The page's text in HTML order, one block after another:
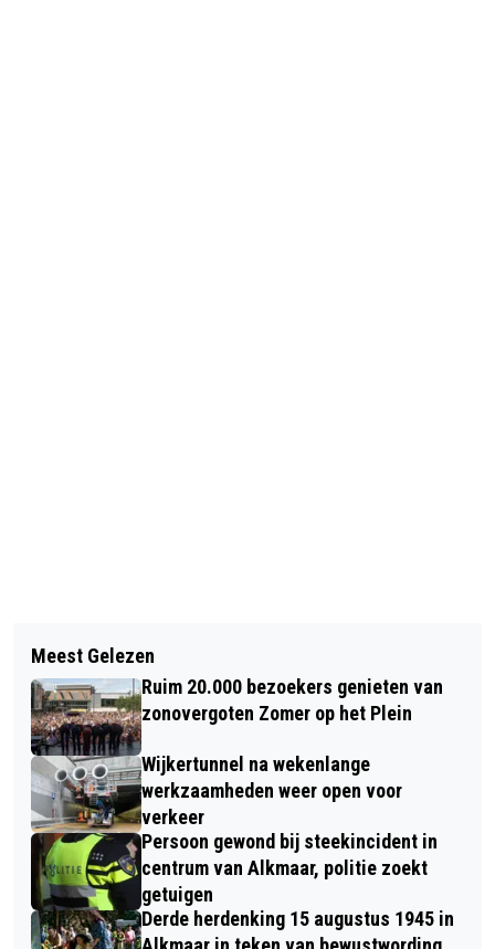
SPORT VITAAL ORGANISEERT
DOORTRAPPEN-FIETSTOCHT DOOR
ALKMAAR EN OMGEVING
TIEN MOLENS EN GEMALEN IN REGIO
ALKMAAR OPENEN DEUREN TIJDENS
MOLEN- EN GEMALENDAG
Meest Gelezen
Ruim 20.000 bezoekers genieten van
zonovergoten Zomer op het Plein
Wijkertunnel na wekenlange
werkzaamheden weer open voor
verkeer
Persoon gewond bij steekincident in
centrum van Alkmaar, politie zoekt
getuigen
Derde herdenking 15 augustus 1945 in